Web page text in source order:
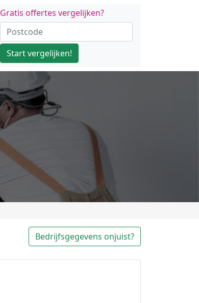
Gratis offertes vergelijken?
Start vergelijken!
Bedrijfsgegevens onjuist?